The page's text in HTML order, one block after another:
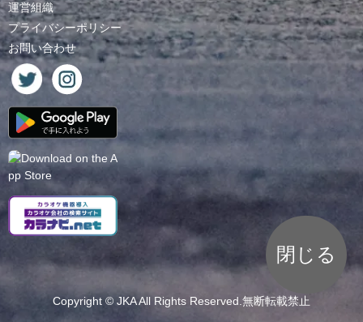
運営組織
プライバシーポリシー
お問い合わせ
Copyright © JKAAll Rights Reserved.無断転載禁止
閉じる